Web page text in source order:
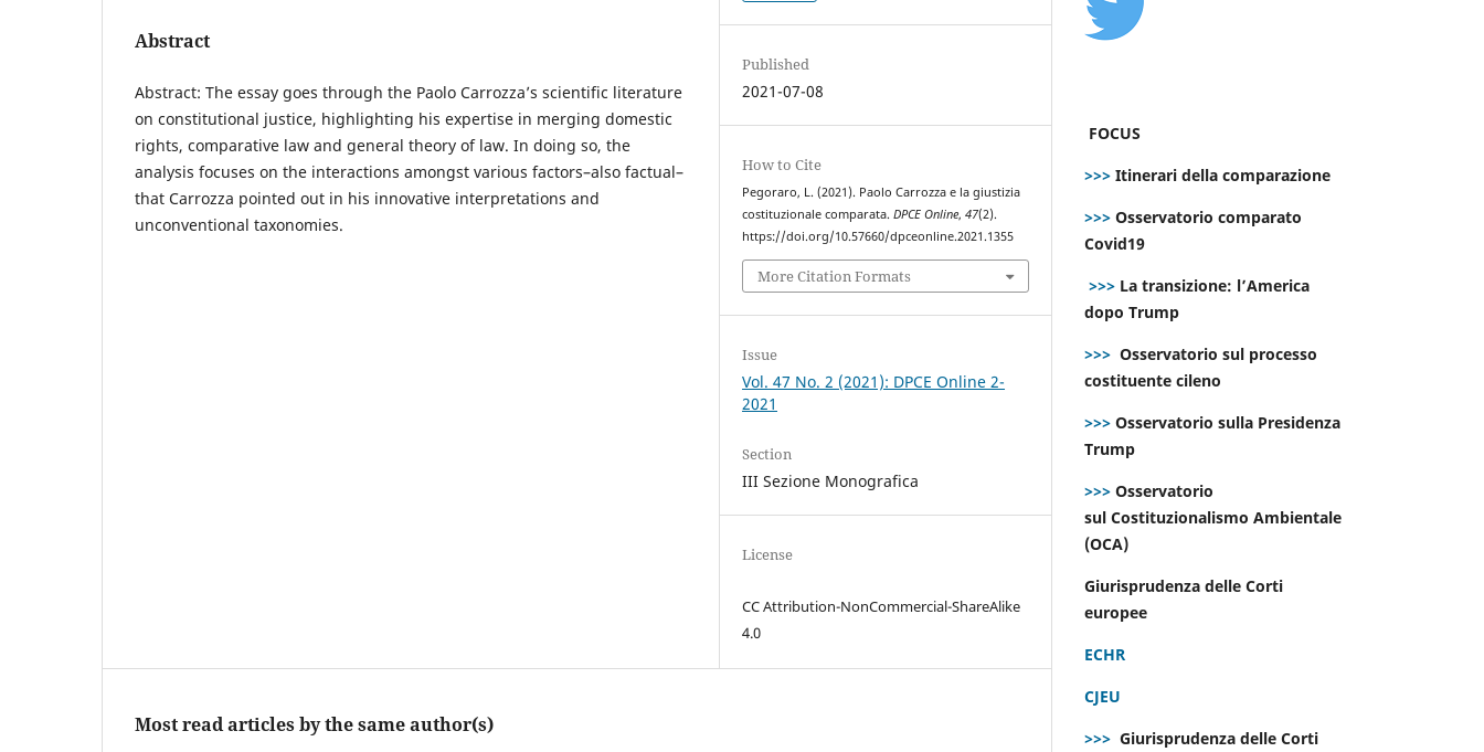
Abstract
Abstract: The essay goes through the Paolo Carrozza’s scientific literature
on constitutional justice, highlighting his expertise in merging domestic
rights, comparative law and general theory of law. In doing so, the
analysis focuses on the interactions amongst various factors–also factual–
that Carrozza pointed out in his innovative interpretations and
unconventional taxonomies.
Published
2021-07-08
How to Cite
Pegoraro, L. (2021). Paolo Carrozza e la giustizia
costituzionale comparata.DPCE Online,47(2).
https://doi.org/10.57660/dpceonline.2021.1355
More Citation Formats
Issue
Vol. 47 No. 2 (2021): DPCE Online 2-
2021
Section
III Sezione Monografica
License
CC Attribution-NonCommercial-ShareAlike
4.0
Most read articles by the same author(s)
FOCUS
>>> Itinerari della comparazione
>>> Osservatorio comparato
Covid19
>>> La transizione: l’America
dopo Trump
>>> Osservatorio sul processo
costituente cileno
>>> Osservatorio sulla Presidenza
Trump
>>> Osservatorio
sul Costituzionalismo Ambientale
(OCA)
Giurisprudenza delle Corti
europee
ECHR
CJEU
>>> Giurisprudenza delle Corti